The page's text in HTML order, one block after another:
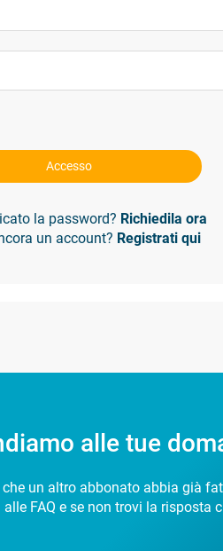
Accesso
la password? Richiedila ora
un account? Registrati qui
alle tue
che un altro abbonato abbia già
FAQ e se non trovi la risposta